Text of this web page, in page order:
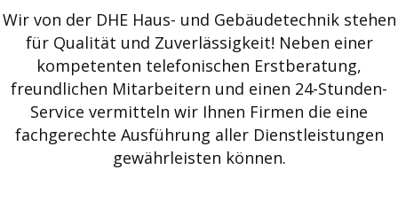
Wir von der DHE Haus- und Gebäudetechnik stehen
für Qualität und Zuverlässigkeit! Neben einer
kompetenten telefonischen Erstberatung,
freundlichen Mitarbeitern und einen 24-Stunden-
Service vermitteln wir Ihnen Firmen die eine
fachgerechte Ausführung aller Dienstleistungen
gewährleisten können.